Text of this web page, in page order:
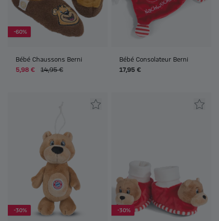
-60%
Bébé Chaussons Berni
5,98 €
14,95 €
Bébé Consolateur Berni
17,95 €
-30% -30%